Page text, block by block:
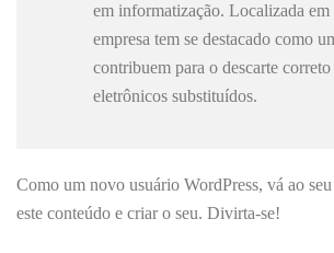
em informatização. Localizada em
empresa tem se destacado como
contribuem para o descarte
eletrônicos substituídos.
Como um novo usuário WordPress, vá ao seu
este conteúdo e criar o seu. Divirta-se!